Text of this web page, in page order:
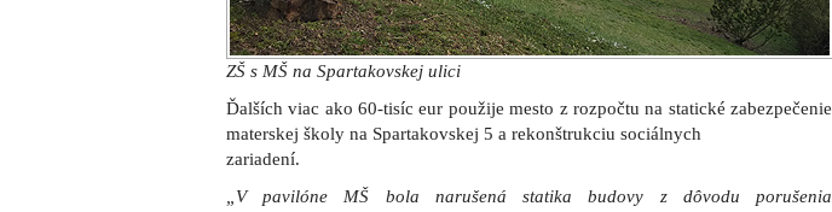
ZŠ s MŠ na Spartakovskej ulici
Ďalších viac ako 60-tisíc eur použije mesto z rozpočtu na statické zabezpečenie
materskej školy na Spartakovskej 5 a rekonštrukciu sociálnych
zariadení.
„V pavilóne MŠ bola narušená statika budovy z dôvodu porušenia